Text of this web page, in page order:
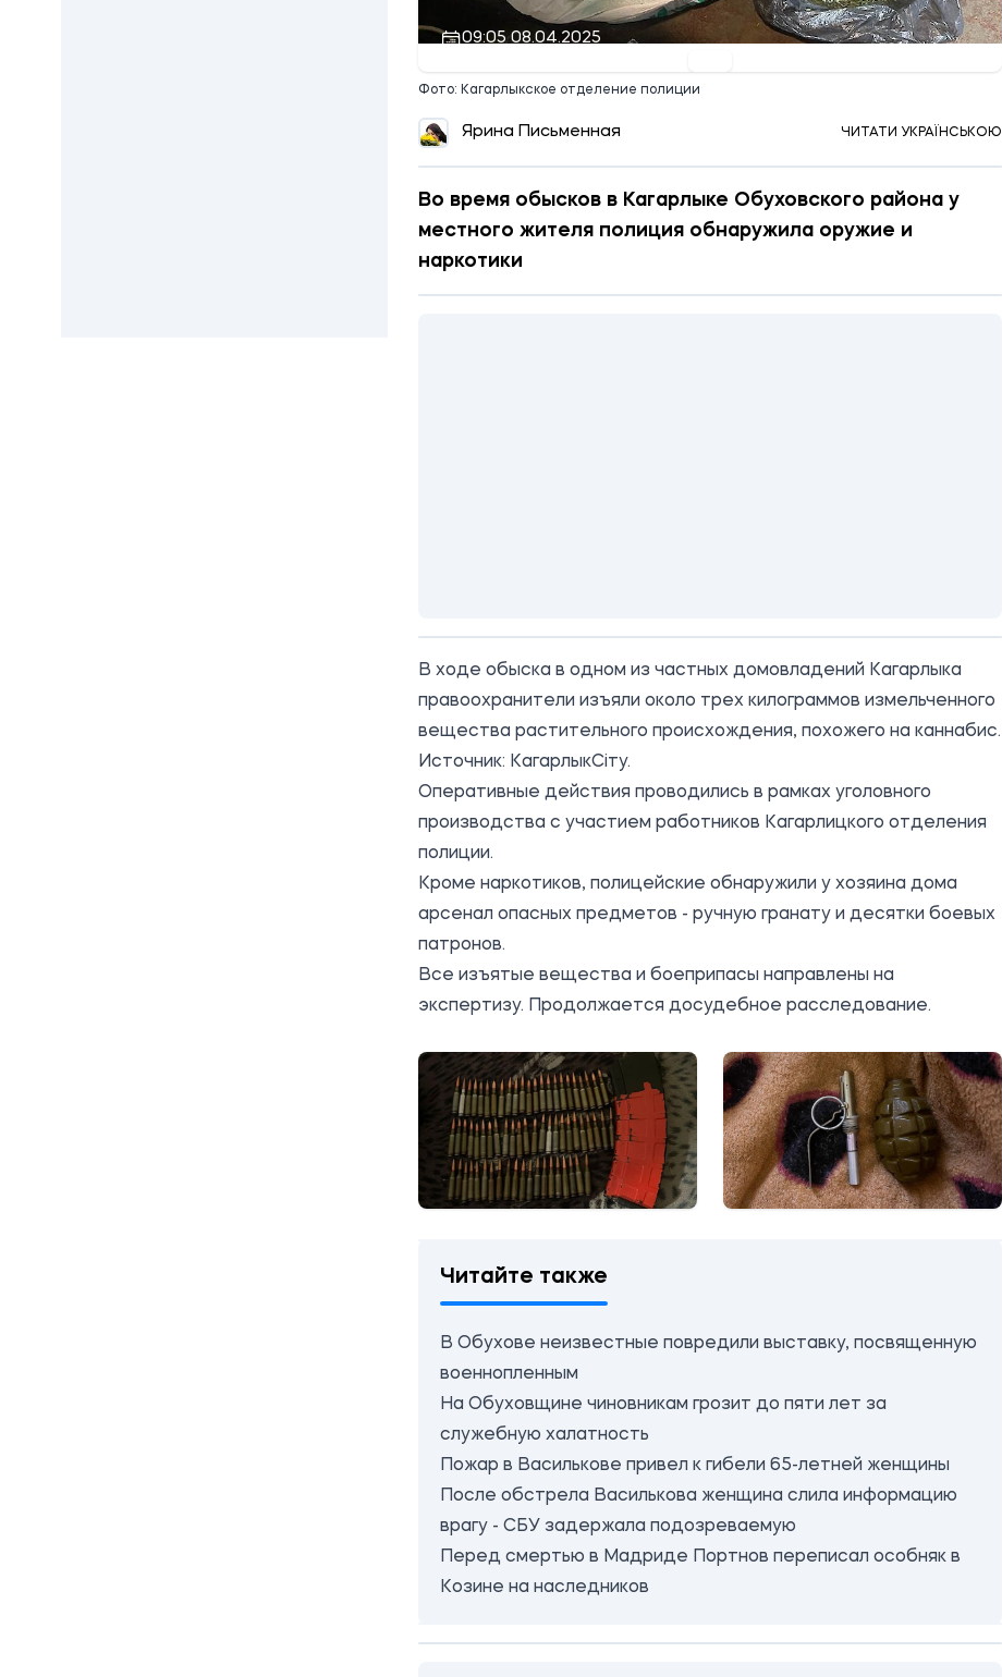
09:05 08.04.2025
Фото: Кагарлыкское отделение полиции
Ярина Письменная ЧИТАТИ УКРАЇНСЬКОЮ
Во время обысков в Кагарлыке Обуховского района у
местного жителя полиция обнаружила оружие и
наркотики
В ходе обыска в одном из частных домовладений Кагарлыка
правоохранители изъяли около трех килограммов измельченного
вещества растительного происхождения, похожего на каннабис.
Источник: КагарлыкСіту.
Оперативные действия проводились в рамках уголовного
производства с участием работников Кагарлицкого отделения
полиции.
Кроме наркотиков, полицейские обнаружили у хозяина дома
арсенал опасных предметов - ручную гранату и десятки боевых
патронов.
Все изъятые вещества и боеприпасы направлены на
экспертизу. Продолжается досудебное расследование.
Читайте также
В Обухове неизвестные повредили выставку, посвященную
военнопленным
На Обуховщине чиновникам грозит до пяти лет за
служебную халатность
Пожар в Василькове привел к гибели 65-летней женщины
После обстрела Василькова женщина слила информацию
врагу - СБУ задержала подозреваемую
Перед смертью в Мадриде Портнов переписал особняк в
Козине на наследников